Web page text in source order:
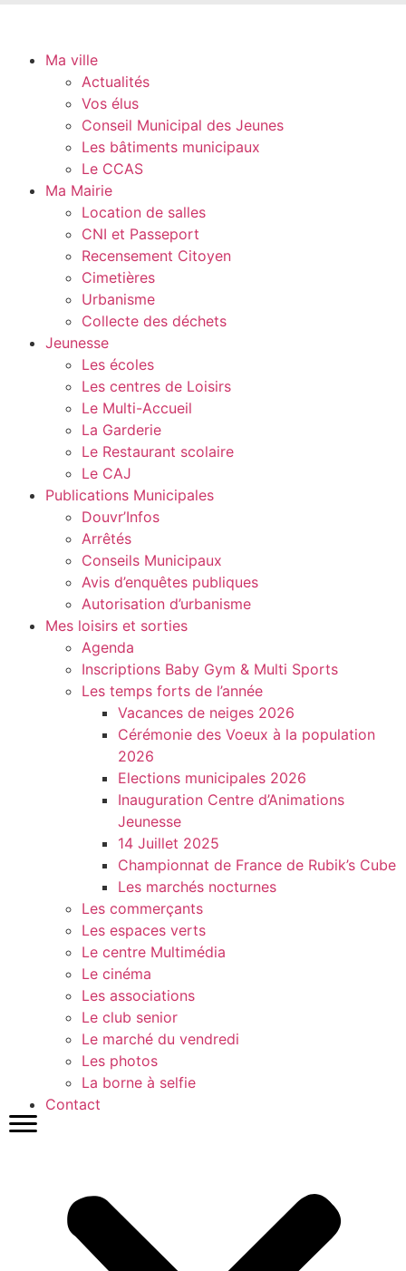
Ma ville
Actualités
Vos élus
Conseil Municipal des Jeunes
Les bâtiments municipaux
Le CCAS
Ma Mairie
Location de salles
CNI et Passeport
Recensement Citoyen
Cimetières
Urbanisme
Collecte des déchets
Jeunesse
Les écoles
Les centres de Loisirs
Le Multi-Accueil
La Garderie
Le Restaurant scolaire
Le CAJ
Publications Municipales
Douvr’Infos
Arrêtés
Conseils Municipaux
Avis d’enquêtes publiques
Autorisation d’urbanisme
Mes loisirs et sorties
Agenda
Inscriptions Baby Gym & Multi Sports
Les temps forts de l’année
Vacances de neiges 2026
Cérémonie des Voeux à la population
2026
Elections municipales 2026
Inauguration Centre d’Animations
Jeunesse
14 Juillet 2025
Championnat de France de Rubik’s Cube
Les marchés nocturnes
Les commerçants
Les espaces verts
Le centre Multimédia
Le cinéma
Les associations
Le club senior
Le marché du vendredi
Les photos
La borne à selfie
Contact